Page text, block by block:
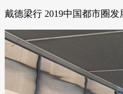
戴德梁行 2019中国都市圈发